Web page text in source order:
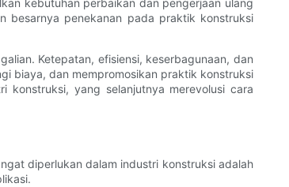
kebutuhan perbaikan dan pengerjaan ulang
besarnya penekanan pada praktik konstruksi
Ketepatan, efisiensi, keserbagunaan, dan
biaya, dan mempromosikan praktik konstruksi
konstruksi, yang selanjutnya merevolusi cara
diperlukan dalam industri konstruksi adalah